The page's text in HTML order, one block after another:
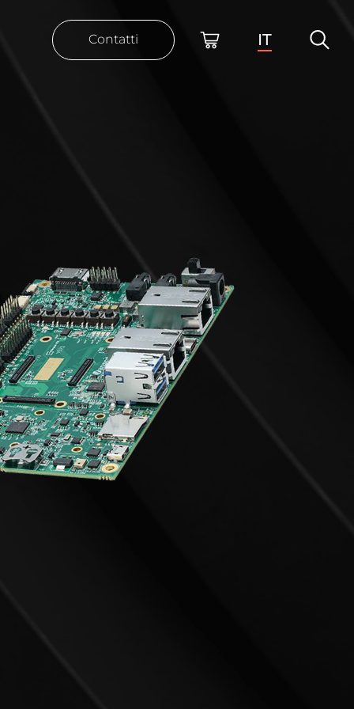
Contatti IT